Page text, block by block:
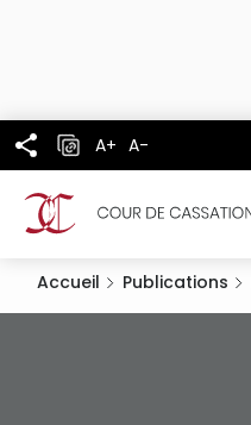
A+ A-
Accueil Publications